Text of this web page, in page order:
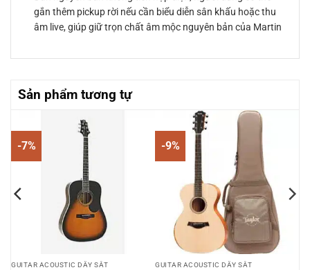
gắn thêm pickup rời nếu cần biểu diễn sân khấu hoặc thu
âm live, giúp giữ trọn chất âm mộc nguyên bản của Martin
Sản phẩm tương tự
-7%
GUITAR ACOUSTIC DÂY SẮT
-9%
GUITAR ACOUSTIC DÂY SẮT